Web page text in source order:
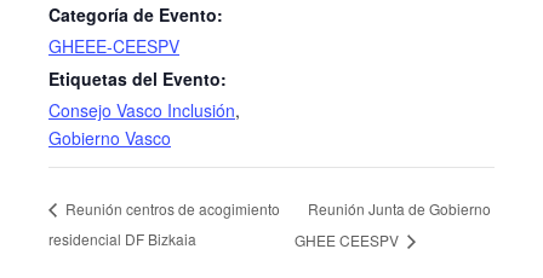
Categoría de Evento:
GHEEE-CEESPV
Etiquetas del Evento:
Consejo Vasco Inclusión,
Gobierno Vasco
Reunión centros de acogimiento
residencial DF Bizkaia
Reunión Junta de Gobierno
GHEE CEESPV